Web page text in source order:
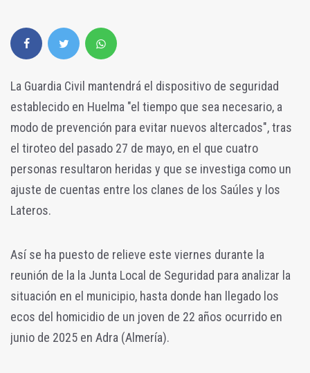
La Guardia Civil mantendrá el dispositivo de seguridad
establecido en Huelma "el tiempo que sea necesario, a
modo de prevención para evitar nuevos altercados", tras
el tiroteo del pasado 27 de mayo, en el que cuatro
personas resultaron heridas y que se investiga como un
ajuste de cuentas entre los clanes de los Saúles y los
Lateros.
Así se ha puesto de relieve este viernes durante la
reunión de la la Junta Local de Seguridad para analizar la
situación en el municipio, hasta donde han llegado los
ecos del homicidio de un joven de 22 años ocurrido en
junio de 2025 en Adra (Almería).